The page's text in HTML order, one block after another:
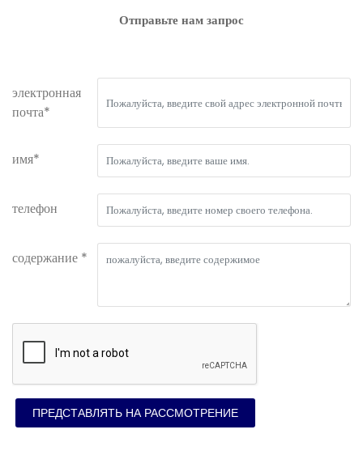
Отправьте нам запрос
электронная
почта*
имя*
телефон
содержание *
ПРЕДСТАВЛЯТЬ НА РАССМОТРЕНИЕ